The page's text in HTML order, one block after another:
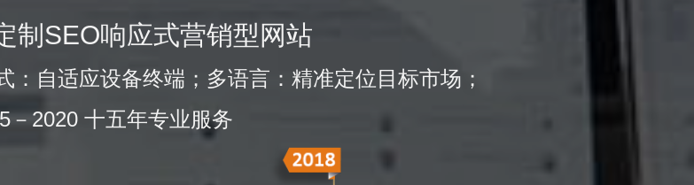
制SEO响应式营销型网站
：自适应设备终端；多语言：精准定位目标市场；
－2020 十五年专业服务